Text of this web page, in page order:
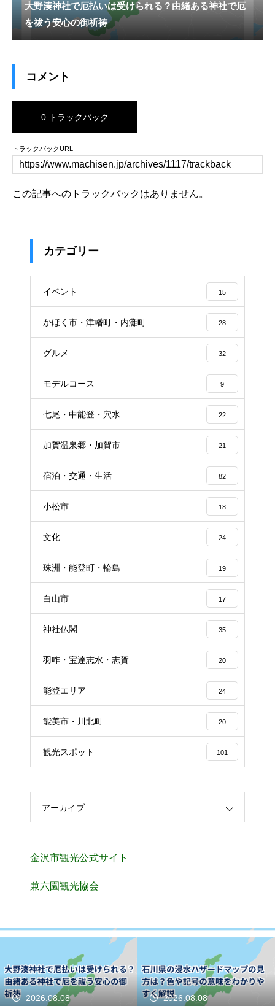
大野湊神社で厄払いは受けられる？由緒ある神社で厄
を祓う安心の御祈祷
コメント
0 トラックバック
トラックバックURL
この記事へのトラックバックはありません。
カテゴリー
イベント 15
かほく市・津幡町・内灘町 28
グルメ 32
モデルコース 9
七尾・中能登・穴水 22
加賀温泉郷・加賀市 21
宿泊・交通・生活 82
小松市 18
文化 24
珠洲・能登町・輪島 19
白山市 17
神社仏閣 35
羽咋・宝達志水・志賀 20
能登エリア 24
能美市・川北町 20
観光スポット 101
アーカイブ
金沢市観光公式サイト
兼六園観光協会
2026.08.08 2026.08.07